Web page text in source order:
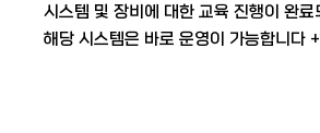
시스템 및 장비에 대한 교육 진행이 완료
해당 시스템은 바로 운영이 가능합니다